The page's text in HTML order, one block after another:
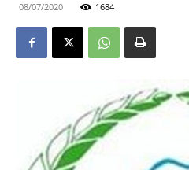
08/07/2020 1684